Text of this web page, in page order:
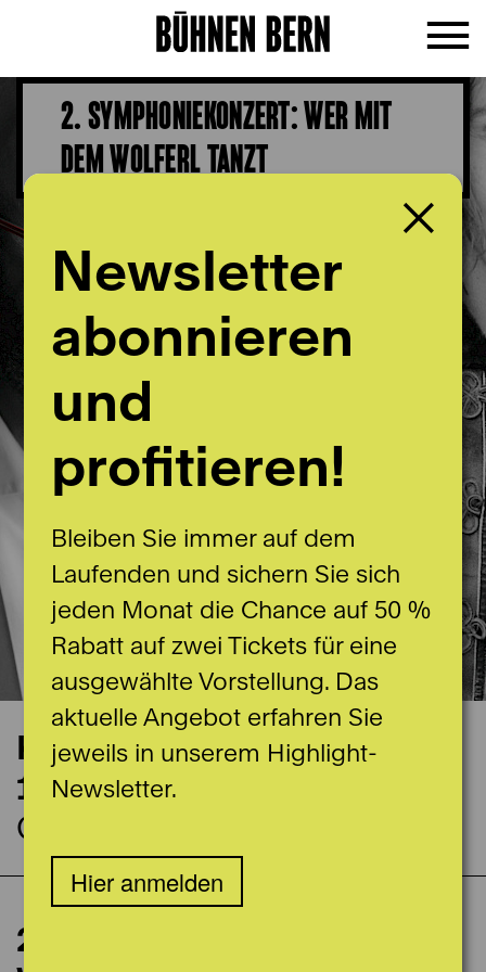
2. SYMPHONIEKONZERT: WER MIT
DEM WOLFERL TANZT
Konzerttermin
19.10.2023
Casino Bern Grosser Saal
130 Minuten inkl. Pause
2. Symphoniekonzert:
Newsletter
abonnieren
und
profitieren!
Bleiben Sie immer auf dem
Laufenden und sichern Sie sich
jeden Monat die Chance auf 50 %
Rabatt auf zwei Tickets für eine
ausgewählte Vorstellung. Das
aktuelle Angebot erfahren Sie
jeweils in unserem Highlight-
Newsletter.
Hier anmelden